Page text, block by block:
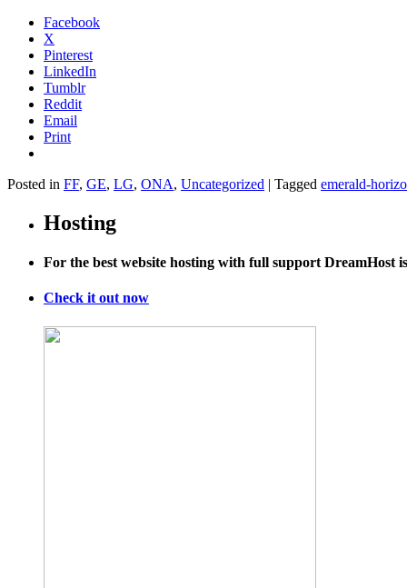
Facebook
X
Pinterest
LinkedIn
Tumblr
Reddit
Email
Print
Posted in FF, GE, LG, ONA, Uncategorized | Tagged emerald-
Hosting
For the best website hosting with full support DreamHost
Check it out now